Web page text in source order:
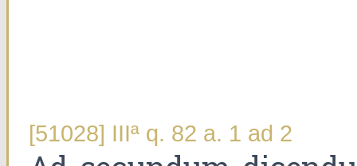
[51028] IIIª q. 82 a. 1 ad 2